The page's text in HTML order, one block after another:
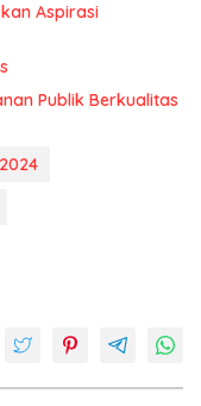
Aspirasi
Publik Berkualitas